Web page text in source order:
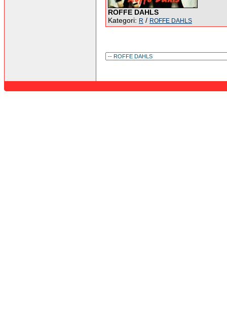
ROFFE DAHLS
Kategori: R / ROFFE DAHLS